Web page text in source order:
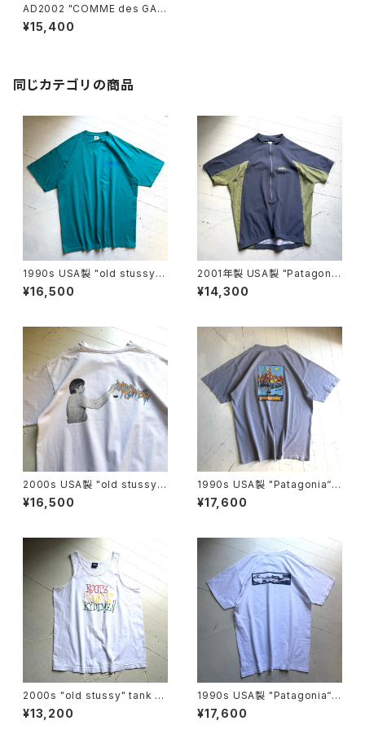
AD2002 "COMME des GAR
ÇONS HOMME PLUS" T-sh
irt
¥15,400
同じカテゴリの商品
1990s USA製 "old stussy"
S/S T-shirt
¥16,500
2001年製 USA製 "Patagoni
a" TERRA JERSEY
¥14,300
2000s USA製 "old stussy"
S/S T-shirt
¥16,500
1990s USA製 "Patagonia“ b
eneficial S/S T-shirt
¥17,600
2000s "old stussy" tank to
p
¥13,200
1990s USA製 "Patagonia“ b
eneficial S/S T-shirt
¥17,600